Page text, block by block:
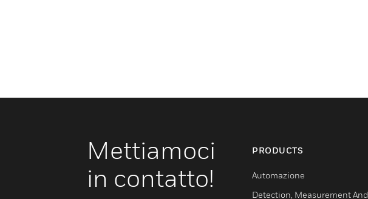
Mettiamoci
in contatto!
PRODUCTS
Automazione
Detection, Measurement And